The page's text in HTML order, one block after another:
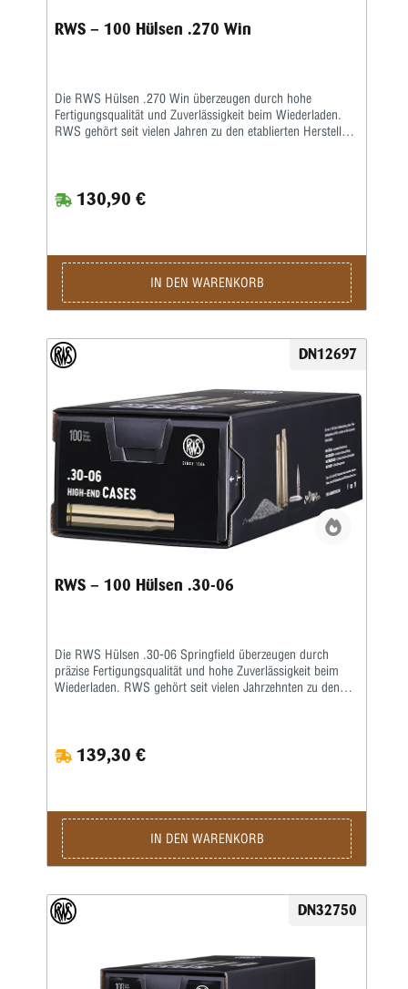
RWS – 100 Hülsen .270 Win
Die RWS Hülsen .270 Win überzeugen durch hohe
Fertigungsqualität und Zuverlässigkeit beim Wiederladen.
RWS gehört seit vielen Jahren zu den etablierten Herstellern
die gleichmäßige Materialstruktur und die exakte
Maßhaltigkeit dieser Messinghülsen. Hergestellt aus
Laborierungen. Die gleichmäßige Hülsengeometrie sorgt für
eine sichere Zündung und konstante Gasdrücke, was sich
positiv auf Präzision und Wiederholgenauigkeit auswirkt.
Gleichzeitig ermöglicht das robuste Material eine lange
Wiederladen. Die sorgfältige Verarbeitung erleichtert das
Kalibrieren, Laden und Weiterverarbeiten der RWS Hülsen
besonders für anspruchsvolle Wiederlader, die Wert auf
gleichbleibende Qualität und zuverlässige Ergebnisse legen.
Mit RWS Hülsen .270 Win entscheiden Sie sich für
hochwertige Wiederladekomponenten, die eine solide Basis
für präzise Munition im bewährten Kaliber .270 Winchester
bieten.
130,90 €
IN DEN WARENKORB
DN12697
RWS – 100 Hülsen .30-06
Die RWS Hülsen .30-06 Springfield überzeugen durch
präzise Fertigungsqualität und hohe Zuverlässigkeit beim
Wiederladen. RWS gehört seit vielen Jahrzehnten zu den
Besonders Wiederlader, Jäger und Sportschützen schätzen
die exakte Maßhaltigkeit und die gleichmäßige
die RWS Hülsen .30-06 Springfield eine hervorragende
Grundlage für präzise und zuverlässige Laborierungen. Die
präzise Hülsengeometrie sorgt für eine sichere Zündung
sowie gleichmäßige Gasdrücke, wodurch eine konstante
ermöglicht das widerstandsfähige Material eine lange
Lebensdauer und eine mehrfache Wiederverwendung beim
kalibrieren, laden und weiterverarbeiten. Dadurch eignen
sich diese Hülsen ideal für anspruchsvolle Wiederlader, die
139,30 €
IN DEN WARENKORB
DN32750